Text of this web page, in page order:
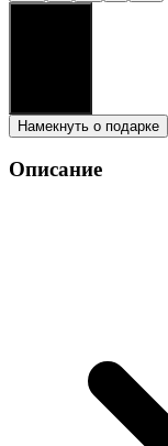
Намекнуть о подарке
Описание